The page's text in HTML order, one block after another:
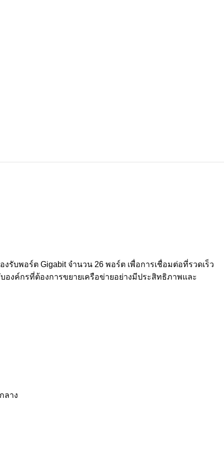
รับพอร์ต Gigabit จำนวน 26 พอร์ต เพื่อการเชื่อมต่อที่รวดเร็ว
องค์กรที่ต้องการขยายเครือข่ายอย่างมีประสิทธิภาพและ
ลาง